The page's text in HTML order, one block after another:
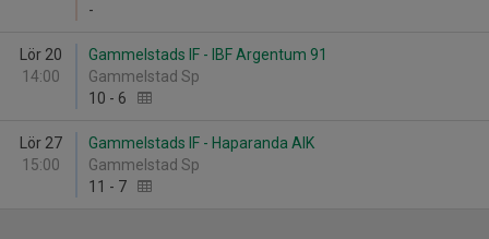
-
Lör 20
14:00
Gammelstads IF - IBF Argentum 91
Gammelstad Sp
10 - 6
Lör 27
15:00
Gammelstads IF - Haparanda AIK
Gammelstad Sp
11 - 7